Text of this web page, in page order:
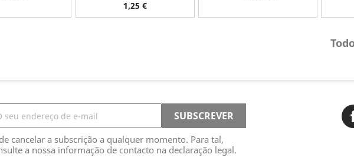
Preço
1,25 €
cancelar a subscrição a qualquer momento. Para tal,
a nossa informação de contacto na declaração legal.